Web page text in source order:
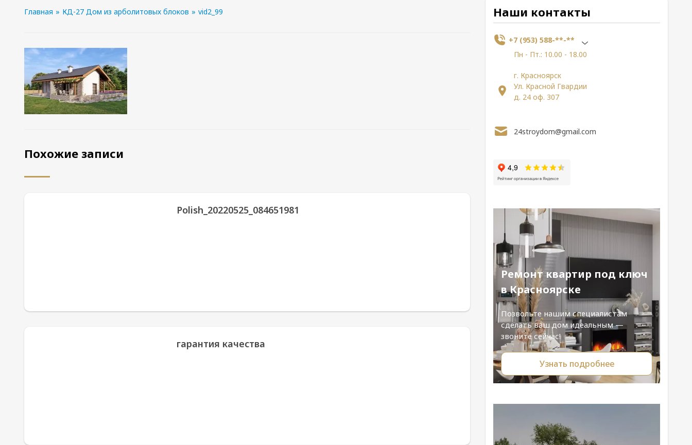
Главная » КД-27 Дом из арболитовых блоков » vid2_99
Похожие записи
Polish_20220525_084651981
гарантия качества
Наши контакты
+7 (953) 588-**-**
Пн - Пт.: 10.00 - 18.00
г. Красноярск
Ул. Красной Гвардии
д. 24 оф. 307
24stroydom@gmail.com
Ремонт квартир под ключ
в Красноярске
Позвольте нашим специалистам
сделать ваш дом идеальным —
звоните сейчас!
Узнать подробнее